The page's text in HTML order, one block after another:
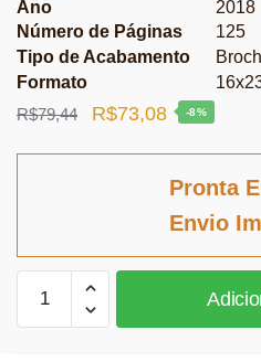
Ano
2018
Número de Páginas
125
Tipo de Acabamento
Formato
R$79,44
O
R$73,08O
atual
-8%
Pronta
Envio
Improbidade
administrativa